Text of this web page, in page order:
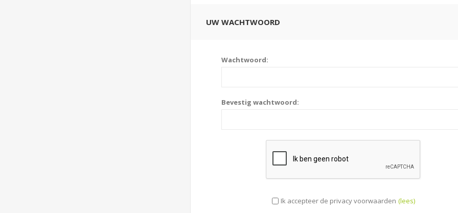
UW WACHTWOORD
Wachtwoord:
Bevestig wachtwoord:
Ik accepteer de privacy voorwaarden (lees)